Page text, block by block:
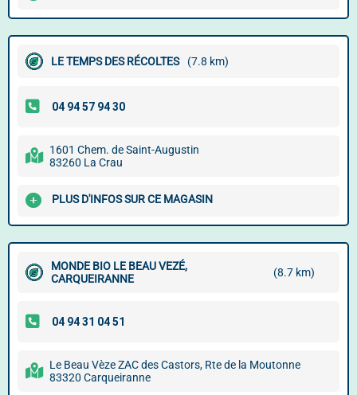
LE TEMPS DES RÉCOLTES (7.8 km)
1601 Chem. de Saint-Augustin
83260 La Crau
PLUS D'INFOS SUR CE MAGASIN
MONDE BIO LE BEAU VEZÉ,
CARQUEIRANNE
(8.7 km)
Le Beau Vèze ZAC des Castors, Rte de la Moutonne
83320 Carqueiranne